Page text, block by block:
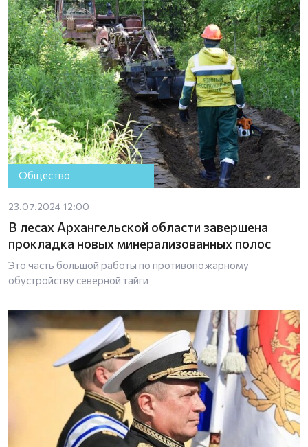
Общество
23.07.2024 12:00
В лесах Архангельской области завершена
прокладка новых минерализованных полос
Это часть большой работы по противопожарному
обустройству северной тайги